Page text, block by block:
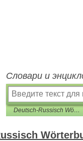
Словари и
Deutsch-Russisch Wörterbuch für Finanzen und Wirtschaft